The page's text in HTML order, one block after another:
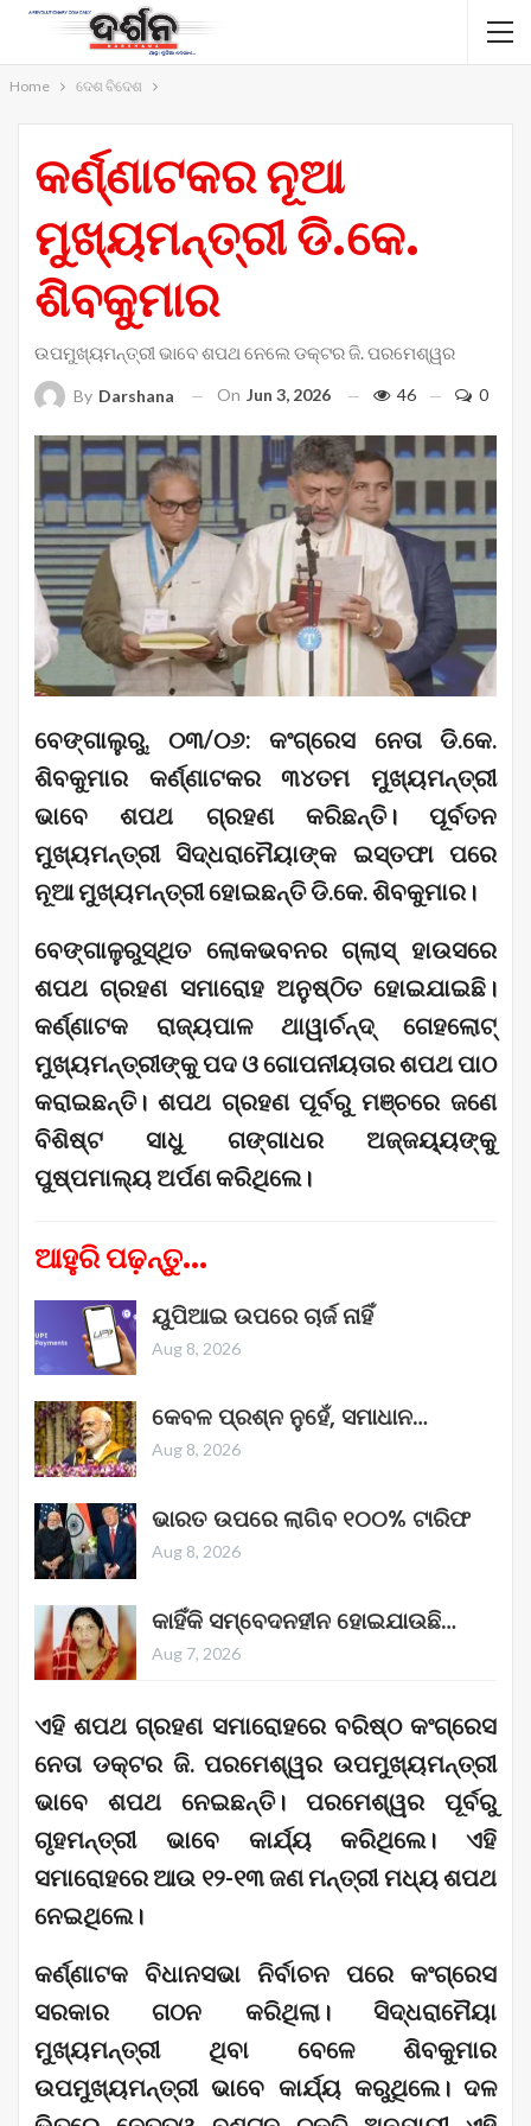
Home ଦେଶ ବିଦେଶ
କର୍ଣ୍ଣାଟକର ନୂଆ
ମୁଖ୍ୟମନ୍ତ୍ରୀ ଡି.କେ.
ଶିବକୁମାର
ଉପମୁଖ୍ୟମନ୍ତ୍ରୀ ଭାବେ ଶପଥ ନେଲେ ଡକ୍ଟର ଜି. ପରମେଶ୍ୱର
By Darshana On Jun 3, 2026 46 0
ବେଙ୍ଗାଲୁରୁ, ୦୩/୦୬: କଂଗ୍ରେସ ନେତା ଡି.କେ.
ଶିବକୁମାର କର୍ଣ୍ଣାଟକର ୩୪ତମ ମୁଖ୍ୟମନ୍ତ୍ରୀ
ଭାବେ ଶପଥ ଗ୍ରହଣ କରିଛନ୍ତି। ପୂର୍ବତନ
ମୁଖ୍ୟମନ୍ତ୍ରୀ ସିଦ୍ଧରାମୈୟାଙ୍କ ଇସ୍ତଫା ପରେ
ନୂଆ ମୁଖ୍ୟମନ୍ତ୍ରୀ ହୋଇଛନ୍ତି ଡି.କେ. ଶିବକୁମାର।
ବେଙ୍ଗାଳୁରୁସ୍ଥିତ ଲୋକଭବନର ଗ୍ଲାସ୍ ହାଉସରେ
ଶପଥ ଗ୍ରହଣ ସମାରୋହ ଅନୁଷ୍ଠିତ ହୋଇଯାଇଛି।
କର୍ଣ୍ଣାଟକ ରାଜ୍ୟପାଳ ଥାୱାର୍ଚନ୍ଦ୍ ଗେହଲୋଟ୍
ମୁଖ୍ୟମନ୍ତ୍ରୀଙ୍କୁ ପଦ ଓ ଗୋପନୀୟତାର ଶପଥ ପାଠ
କରାଇଛନ୍ତି। ଶପଥ ଗ୍ରହଣ ପୂର୍ବରୁ ମଞ୍ଚରେ ଜଣେ
ବିଶିଷ୍ଟ ସାଧୁ ଗଙ୍ଗାଧର ଅଜ୍ଜୟ୍ୟଙ୍କୁ
ପୁଷ୍ପମାଲ୍ୟ ଅର୍ପଣ କରିଥିଲେ।
ଆହୁରି ପଢ଼ନ୍ତୁ...
ୟୁପିଆଇ ଉପରେ ଚାର୍ଜ ନାହିଁ
Aug 8, 2026
କେବଳ ପ୍ରଶ୍ନ ନୁହେଁ, ସମାଧାନ…
Aug 8, 2026
ଭାରତ ଉପରେ ଲାଗିବ ୧୦୦% ଟାରିଫ
Aug 8, 2026
କାହିଁକି ସମ୍ବେଦନହୀନ ହୋଇଯାଉଛି…
Aug 7, 2026
ଏହି ଶପଥ ଗ୍ରହଣ ସମାରୋହରେ ବରିଷ୍ଠ କଂଗ୍ରେସ
ନେତା ଡକ୍ଟର ଜି. ପରମେଶ୍ୱର ଉପମୁଖ୍ୟମନ୍ତ୍ରୀ
ଭାବେ ଶପଥ ନେଇଛନ୍ତି। ପରମେଶ୍ୱର ପୂର୍ବରୁ
ଗୃହମନ୍ତ୍ରୀ ଭାବେ କାର୍ଯ୍ୟ କରିଥିଲେ। ଏହି
ସମାରୋହରେ ଆଉ ୧୨-୧୩ ଜଣ ମନ୍ତ୍ରୀ ମଧ୍ୟ ଶପଥ
ନେଇଥିଲେ।
କର୍ଣ୍ଣାଟକ ବିଧାନସଭା ନିର୍ବାଚନ ପରେ କଂଗ୍ରେସ
ସରକାର ଗଠନ କରିଥିଲା। ସିଦ୍ଧରାମୈୟା
ମୁଖ୍ୟମନ୍ତ୍ରୀ ଥିବା ବେଳେ ଶିବକୁମାର
ଉପମୁଖ୍ୟମନ୍ତ୍ରୀ ଭାବେ କାର୍ଯ୍ୟ କରୁଥିଲେ। ଦଳ